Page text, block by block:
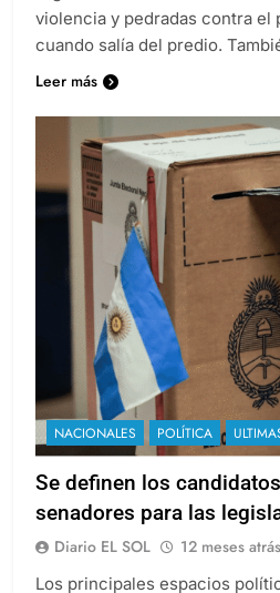
violencia y pedradas contra el
cuando salía del predio.
Leer más
NACIONALES POLÍTICA
Se definen los
senadores para las
Diario EL SOL 12 meses atrás
Los principales espacios